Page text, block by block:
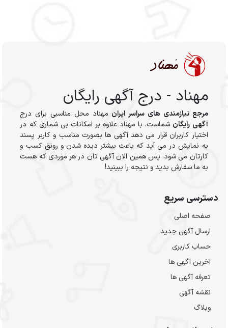
مهناد - درج آگهی رایگان
مرجع نیازمندی های سراسر ایران مهناد محل مناسبی برای درج
آگهی رایگان شماست. با مهناد علاوه بر امکانات بی شماری که در
اختیار کاربران قرار می دهد آگهی ها بصورت مناسب و کاربر پسند
به نمایش در می آید که باعث بیشتر دیده شدن و رونق کسب و
کارتان می شود. پس همین الان آگهی تان در هر موردی که هست
به ما سفارش بدید و نتیجه را ببینید!
دسترسی سریع
صفحه اصلی
ارسال‌ آگهی جدید
حساب کاربری
آخرین آگهی ها
تعرفه آگهی ها
نقشه آگهی
وبلاگ